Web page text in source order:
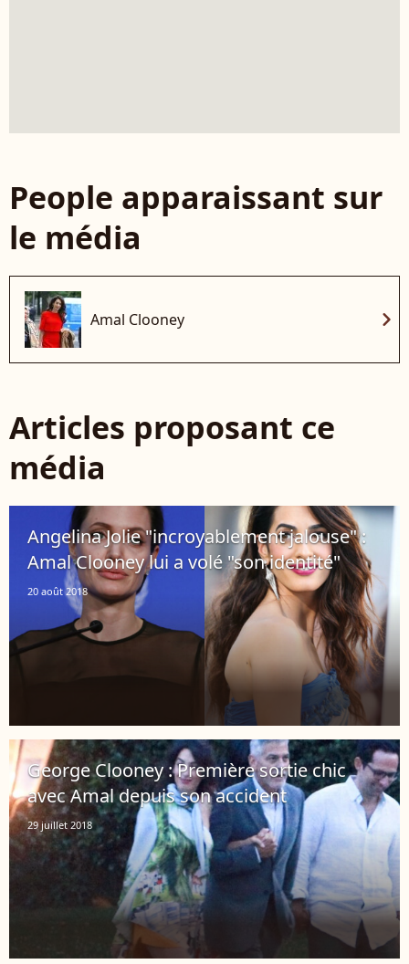
People apparaissant sur
le média
Amal Clooney chevron_right
Articles proposant ce
média
Angelina Jolie "incroyablement jalouse" :
Amal Clooney lui a volé "son identité"
20 août 2018
George Clooney : Première sortie chic
avec Amal depuis son accident
29 juillet 2018